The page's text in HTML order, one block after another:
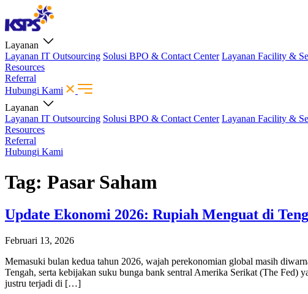
Layanan
Layanan IT Outsourcing Solusi BPO & Contact Center Layanan Facility &
Resources
Referral
Hubungi Kami
Layanan
Layanan IT Outsourcing Solusi BPO & Contact Center Layanan Facility &
Resources
Referral
Hubungi Kami
Tag: Pasar Saham
Update Ekonomi 2026: Rupiah Menguat di
Februari 13, 2026
Memasuki bulan kedua tahun 2026, wajah perekonomian global masih
Tengah, serta kebijakan suku bunga bank sentral Amerika Serikat (The Fed)
justru terjadi di […]